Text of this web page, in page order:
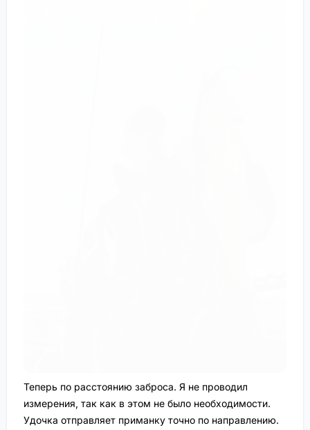
Теперь по расстоянию заброса. Я не проводил
измерения, так как в этом не было необходимости.
Удочка отправляет приманку точно по направлению.